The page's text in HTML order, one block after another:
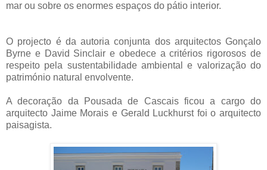
mar ou sobre os enormes espaços do pátio interior.
O projecto é da autoria conjunta dos arquitectos Gonçalo
Byrne e David Sinclair e obedece a critérios rigorosos de
respeito pela sustentabilidade ambiental e valorização do
património natural envolvente.
A decoração da Pousada de Cascais ficou a cargo do
arquitecto Jaime Morais e Gerald Luckhurst foi o arquitecto
paisagista.